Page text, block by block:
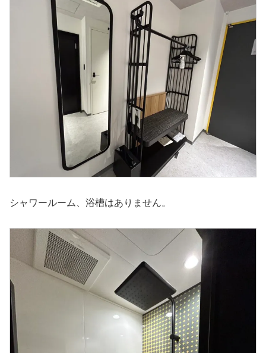
シャワールーム、浴槽はありません。